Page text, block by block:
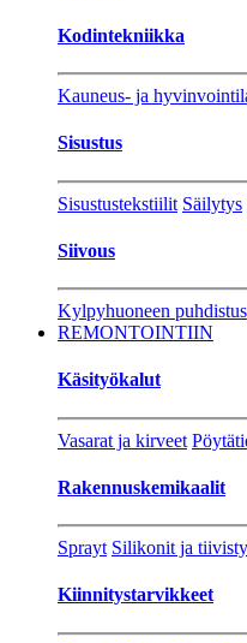
Kodintekniikka
Kauneus- ja
Sisustus
Sisustustekstiilit Säilytys
Siivous
Kylpyhuoneen puhdistus
REMONTOINTIIN
Käsityökalut
Vasarat ja kirveet
Rakennuskemikaalit
Sprayt Silikonit ja
Kiinnitystarvikkeet